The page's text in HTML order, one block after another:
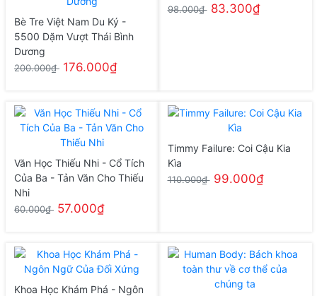
Bè Tre Việt Nam Du Ký -
5500 Dặm Vượt Thái Bình
Dương
200.000₫ 176.000₫
98.000₫ 83.300₫
Văn Học Thiếu Nhi - Cổ Tích
Của Ba - Tản Văn Cho Thiếu
Nhi
60.000₫ 57.000₫
Timmy Failure: Coi Cậu Kia
Kìa
110.000₫ 99.000₫
Khoa Học Khám Phá - Ngôn